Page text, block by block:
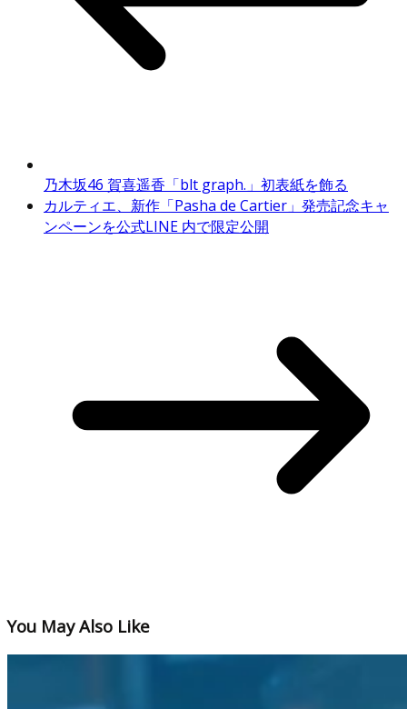
乃木坂46 賀喜遥香「blt graph.」初表紙を飾る
カルティエ、新作「Pasha de Cartier」発売記念キャ
ンペーンを公式LINE 内で限定公開
You May Also Like